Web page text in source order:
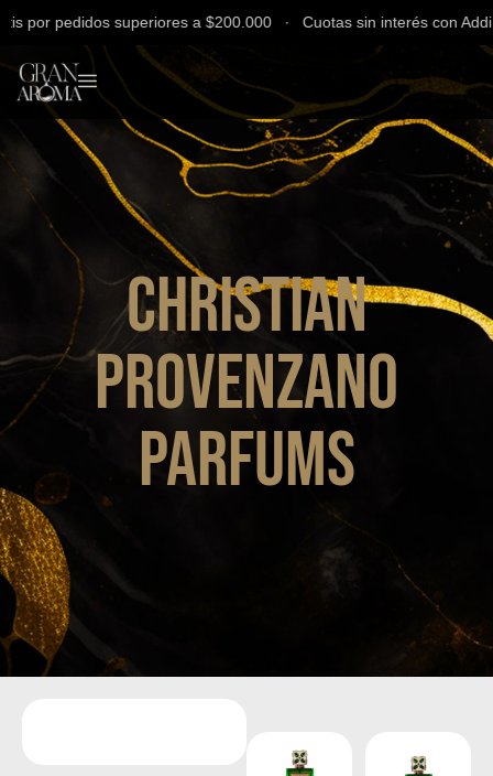
pedidos superiores a $200.000 ∙ Cuotas sin interés con Addi,
Christian
Provenzano
Parfums